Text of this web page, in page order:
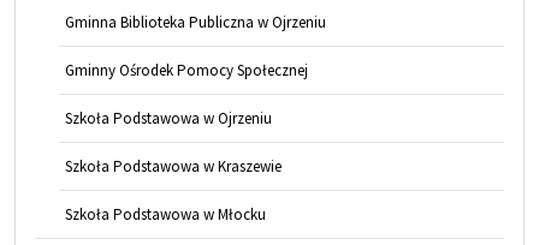
Gminna Biblioteka Publiczna w Ojrzeniu
Gminny Ośrodek Pomocy Społecznej
Szkoła Podstawowa w Ojrzeniu
Szkoła Podstawowa w Kraszewie
Szkoła Podstawowa w Młocku